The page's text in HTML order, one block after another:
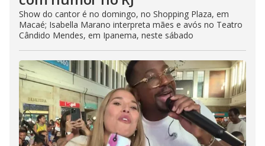
Show do cantor é no domingo, no Shopping Plaza, em
Macaé; Isabella Marano interpreta mães e avós no Teatro
Cândido Mendes, em Ipanema, neste sábado